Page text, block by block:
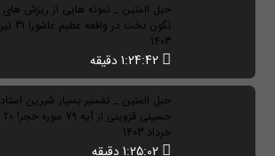
حبل المتین _ نمونه هایی از ریزش های
نگون بخت در واقعه عظیم عاشورا 31 تیر
1403
حبل المتین _ تفسیر بسیار شیرین استاد
حسینی قزوینی از آیه 79 سوره حجر! 20
خرداد 1403